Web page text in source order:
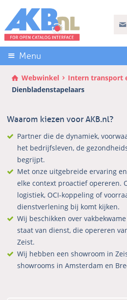
links
over
Direct
naar
de
inhoud
Direct
hoofdmenu
Menu
Webwinkel Intern transport
Dienbladenstapelaars
Waarom kiezen voor AKB.nl?
Partner die de dynamiek,
het bedrijfsleven, de
begrijpt.
Met onze uitgebreide ervaring
elke context proactief opereren.
logistiek, OCI-koppeling of
dienstverlening bij komt kijken.
Wij beschikken over
staat van dienst, die opereren
Zeist.
Wij hebben een showroom in
showrooms in Amsterdam en